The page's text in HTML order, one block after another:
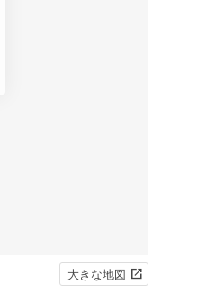
大きな地図